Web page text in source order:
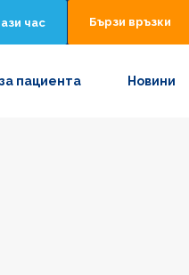
час Бързи връзки
пациента Новини